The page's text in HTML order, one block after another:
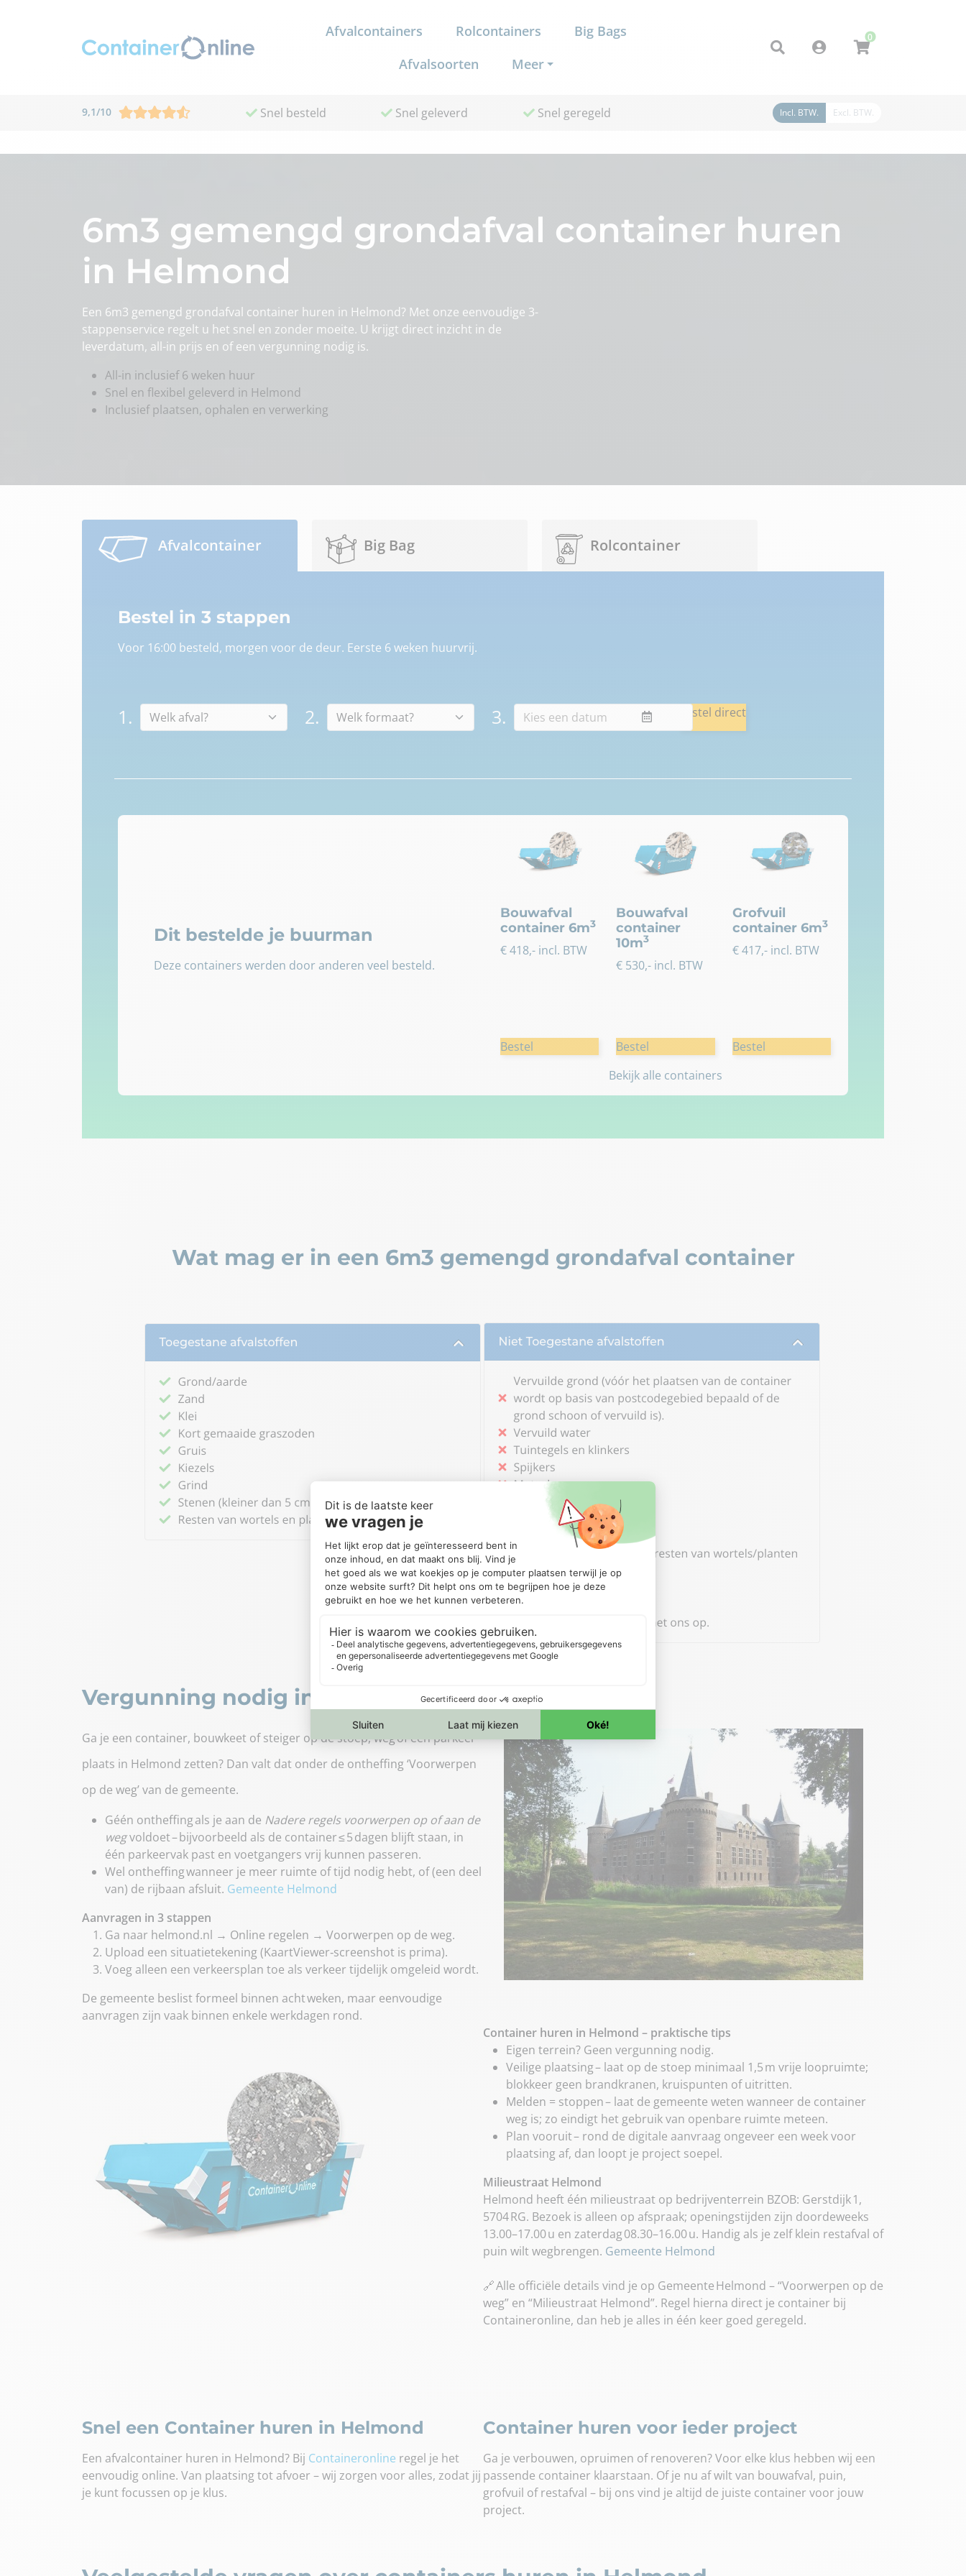
Afvalcontainers Rolcontainers
Big Bags
Afvalsoorten
Meer
Account
0
9,1/10 Snel besteld Snel geleverd Snel geregeld Incl. BTW. Excl. BTW.
6m3 gemengd grondafval container huren
in Helmond
Een 6m3 gemengd grondafval container huren in Helmond? Met onze eenvoudige 3-
stappenservice regelt u het snel en zonder moeite. U krijgt direct inzicht in de
leverdatum, all-in prijs en of een vergunning nodig is.
All-in inclusief 6 weken huur
Snel en flexibel geleverd in Helmond
Inclusief plaatsen, ophalen en verwerking
Afvalcontainer Big Bag Rolcontainer
Bestel in 3 stappen
Voor 16:00 besteld, morgen voor de deur. Eerste 6 weken huurvrij.
1. 2. 3. Bestel direct
Dit bestelde je buurman
Deze containers werden door anderen veel besteld.
Bouwafval
container 6m3
€418,- incl. BTW
Bestel
Bouwafval
container
10m3
€ 530,- incl. BTW
Bestel
Grofvuil
container 6m3
€417,- incl. BTW
Bestel
Bekijk alle containers
Wat mag er in een 6m3 gemengd grondafval container
Vergunning nodig in Helmond?
Ga je een container, bouwkeet of steiger op de stoep, weg of een parkeer­
plaats in Helmond zetten? Dan valt dat onder de ontheffing ‘Voorwerpen
op de weg’ van de gemeente.
Géén ontheffing als je aan de Nadere regels voorwerpen op of aan de
wegvoldoet – bijvoorbeeld als de container ≤ 5 dagen blijft staan, in
één parkeervak past en voetgangers vrij kunnen passeren.
Wel ontheffing wanneer je meer ruimte of tijd nodig hebt, of (een deel
van) de rijbaan afsluit. Gemeente Helmond
Aanvragen in 3 stappen
Ga naar helmond.nl → Online regelen → Voorwerpen op de weg.
Upload een situatietekening (KaartViewer‑screenshot is prima).
Voeg alleen een verkeersplan toe als verkeer tijdelijk omgeleid wordt.
De gemeente beslist formeel binnen acht weken, maar eenvoudige
aanvragen zijn vaak binnen enkele werkdagen rond.
Container huren in Helmond – praktische tips
Eigen terrein? Geen vergunning nodig.
Veilige plaatsing – laat op de stoep minimaal 1,5 m vrije loopruimte;
blokkeer geen brandkranen, kruispunten of uitritten.
Melden = stoppen – laat de gemeente weten wanneer de container
weg is; zo eindigt het gebruik van openbare ruimte meteen.
Plan vooruit – rond de digitale aanvraag ongeveer een week voor
plaatsing af, dan loopt je project soepel.
Milieustraat Helmond
Helmond heeft één milieustraat op bedrijventerrein BZOB: Gerstdijk 1,
5704 RG. Bezoek is alleen op afspraak; openingstijden zijn doordeweeks
13.00–17.00 u en zaterdag 08.30–16.00 u. Handig als je zelf klein restafval of
puin wilt wegbrengen. Gemeente Helmond
🔗 Alle officiële details vind je op Gemeente Helmond – “Voorwerpen op de
weg” en “Milieustraat Helmond”. Regel hierna direct je container bij
Containeronline, dan heb je alles in één keer goed geregeld.
Snel een Container huren in Helmond
Een afvalcontainer huren in Helmond? Bij Containeronline regel je het
eenvoudig online. Van plaatsing tot afvoer – wij zorgen voor alles, zodat jij
je kunt focussen op je klus.
Container huren voor ieder project
Ga je verbouwen, opruimen of renoveren? Voor elke klus hebben wij een
passende container klaarstaan. Of je nu af wilt van bouwafval, puin,
grofvuil of restafval – bij ons vind je altijd de juiste container voor jouw
project.